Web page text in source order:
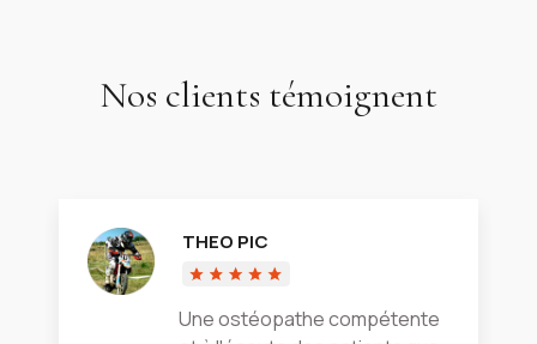
Nos clients témoignent
THEO PIC
Une ostéopathe compétente